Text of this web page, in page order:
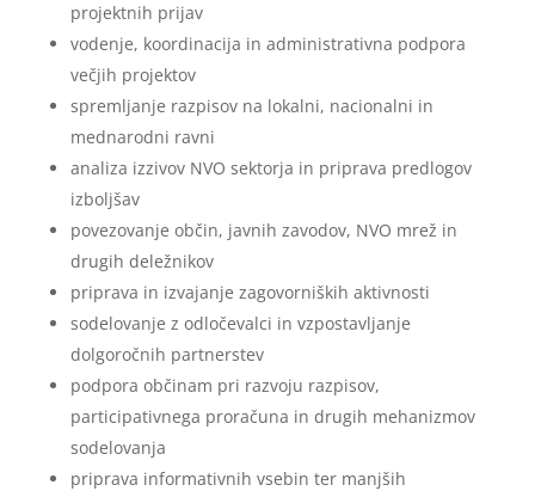
projektnih prijav
vodenje, koordinacija in administrativna podpora
večjih projektov
spremljanje razpisov na lokalni, nacionalni in
mednarodni ravni
analiza izzivov NVO sektorja in priprava predlogov
izboljšav
povezovanje občin, javnih zavodov, NVO mrež in
drugih deležnikov
priprava in izvajanje zagovorniških aktivnosti
sodelovanje z odločevalci in vzpostavljanje
dolgoročnih partnerstev
podpora občinam pri razvoju razpisov,
participativnega proračuna in drugih mehanizmov
sodelovanja
priprava informativnih vsebin ter manjših